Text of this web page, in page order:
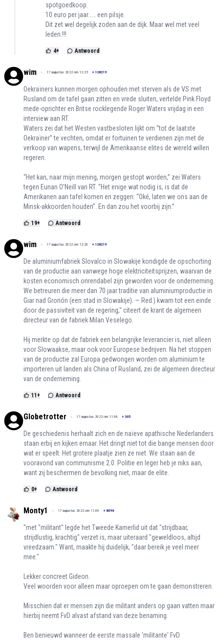
spotgoedkoop.
10 euro per jaar…… een pilsje.
Dit zet wel degelijk zoden aan de dijk. Maar wel met veel
leden.!!!
4+ Antwoord
wim 17 augustus 2022 om 12:25 + 138219
Oekraïners kunnen morgen ophouden met sterven als de VS met
Rusland om de tafel gaan zitten en vrede sluiten, vertelde Pink Floyd
mede-oprichter en Britse rocklegende Roger Waters vrijdag in een
interview aan RT.
Waters zei dat het Westen vastbesloten lijkt om “tot de laatste
Oekraïner” te vechten, omdat er fortuinen te verdienen zijn met de
verkoop van wapens, terwijl de Amerikaanse elites de wereld willen
regeren.
“Het kan, naar mijn mening, morgen gestopt worden,” zei Waters
tegen Eunan O’Neill van RT. “Het enige wat nodig is, is dat de
Amerikanen aan tafel komen en zeggen: “Oké, laten we ons aan de
Minsk-akkoorden houden”. En dan zou het voorbij zijn.”
19+ Antwoord
wim 17 augustus 2022 om 12:20 + 138219
De aluminiumfabriek Slovalco in Slowakije kondigde de opschorting
van de productie aan vanwege hoge elektriciteitsprijzen, waarvan de
kosten economisch onrendabel zijn geworden voor de onderneming.
We betreuren die meer dan 70 jaar traditie van aluminiumproductie in
Giar nad Gronón (een stad in Slowakije). — Red.) kwam tot een einde
door de passiviteit van de regering," citeert de krant de algemeen
directeur van de fabriek Milan Veselego.
Hij merkte op dat de fabriek een belangrijke leverancier is, niet alleen
voor Slowaakse, maar ook voor Europese bedrijven. Na het stoppen
van de productie zal Europa gedwongen worden om aluminium te
importeren uit landen als China of Rusland, zei de algemeen directeur
van de onderneming.
11 + Antwoord
Globetrotter 17 augustus 2022 om 11:08 + 305
De geschiedenis herhaalt zich en de naïeve apathische Nederlanders
staan erbij en kijken ernaar. Het dringt niet tot die bange mensen door
wat er speelt. Het grotere plaatje zien ze niet. We staan aan de
vooravond van communisme 2.0. Politie en leger heb je niks aan,
want zij beschermen de bevolking niet, maar de elite.
0+ Antwoord
Monty1 17 augustus 2022 om 11:06 + 8096
''met "militant" legde het Tweede Kamerlid uit dat "strijdbaar,
strijdlustig, krachtig" verzet is, maar uiteraard "geweldloos, altijd
vreedzaam." Want, maakte hij duidelijk, "daar bereik je veel meer
mee."
Lekker concreet Gideon.
Veel woorden voor alleen maar oproepen om te gaan demonstreren.
Misschien dat er mensen zijn die militant anders op gaan vatten maar
hierbij neemt FvD alvast afstand van deze benaming.
Ben benieuwd wanneer de eerste massale 'militante' FvD